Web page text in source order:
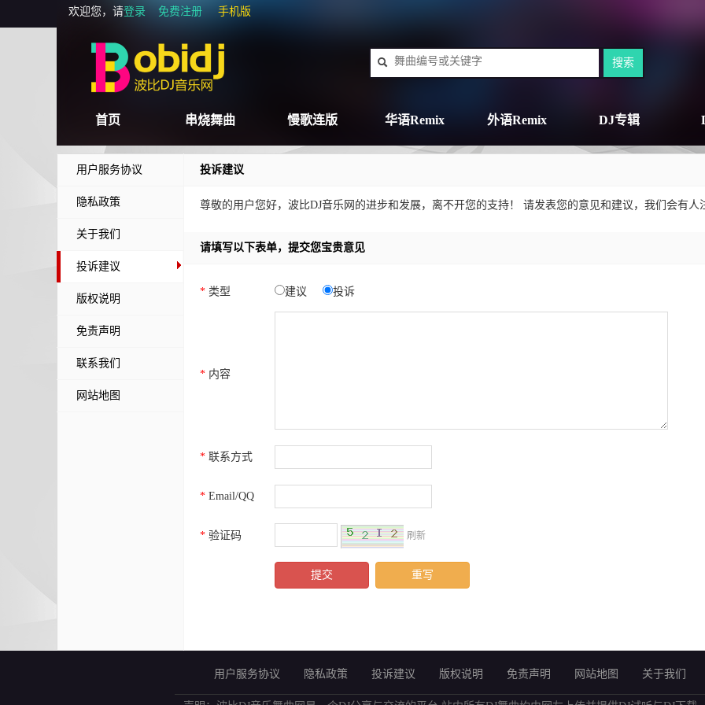
欢迎您，请登录 免费注册 手机版
首页 串烧舞曲 慢歌连版 华语Remix 外语Remix DJ专辑
用户服务协议
隐私政策
关于我们
投诉建议
版权说明
免责声明
联系我们
网站地图
投诉建议
尊敬的用户您好，波比DJ音乐网的进步和发展，离不开您的支持！ 请发表您的意见和建议，我们会有人
请填写以下表单，提交您宝贵意见
* 类型 建议 投诉
* 内容
* 联系方式
* Email/QQ
* 验证码 刷新
用户服务协议 隐私政策 投诉建议 版权说明 免责声明 网站地图 关于我们